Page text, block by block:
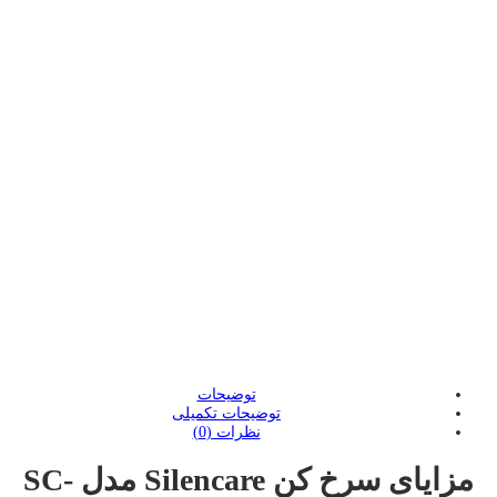
توضیحات
توضیحات تکمیلی
نظرات (0)
مزایای سرخ کن Silencare مدل SC-